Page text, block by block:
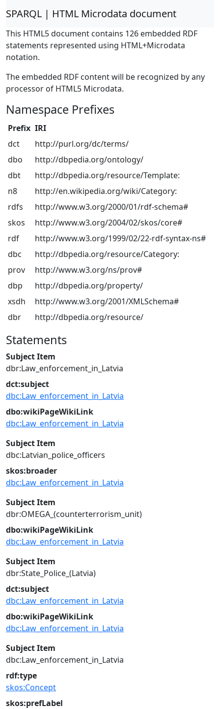
SPARQL | HTML Microdata document
This HTML5 document contains 126 embedded RDF
statements represented using HTML+Microdata
notation.
The embedded RDF content will be recognized by any
processor of HTML5 Microdata.
Namespace Prefixes
Prefix IRI
dct
http://purl.org/dc/terms/
dbo
http://dbpedia.org/ontology/
dbt
http://dbpedia.org/resource/Template:
n8
http://en.wikipedia.org/wiki/Category:
rdfs
http://www.w3.org/2000/01/rdf-schema#
skos
http://www.w3.org/2004/02/skos/core#
rdf
http://www.w3.org/1999/02/22-rdf-syntax-ns#
dbc
http://dbpedia.org/resource/Category:
prov
http://www.w3.org/ns/prov#
dbp
http://dbpedia.org/property/
xsdh
http://www.w3.org/2001/XMLSchema#
dbr
http://dbpedia.org/resource/
Statements
Subject Item
dbr:Law_enforcement_in_Latvia
dct:subject
dbc:Law_enforcement_in_Latvia
dbo:wikiPageWikiLink
dbc:Law_enforcement_in_Latvia
Subject Item
dbc:Latvian_police_officers
skos:broader
dbc:Law_enforcement_in_Latvia
Subject Item
dbr:OMEGA_(counterterrorism_unit)
dbo:wikiPageWikiLink
dbc:Law_enforcement_in_Latvia
Subject Item
dbr:State_Police_(Latvia)
dct:subject
dbc:Law_enforcement_in_Latvia
dbo:wikiPageWikiLink
dbc:Law_enforcement_in_Latvia
Subject Item
dbc:Law_enforcement_in_Latvia
rdf:type
skos:Concept
skos:prefLabel